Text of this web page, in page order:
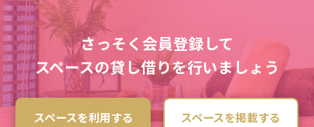
さっそく会員登録して
スペースの貸し借りを行いましょう
スペースを利用する スペースを掲載する